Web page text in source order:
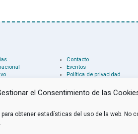
el Consentimiento de las
obtener estadísticas del uso de la web. No
recomendadas
Contacto
Eventos
Política de privacidad
Twitter